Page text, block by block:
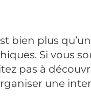
bien plus
Si vous
pas à
une